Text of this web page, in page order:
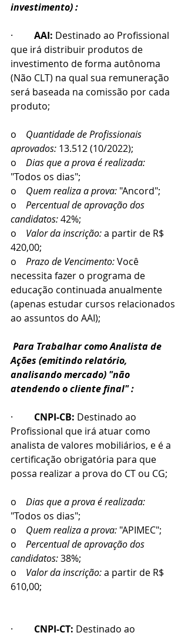
investimento) :
· AAI: Destinado ao Profissional
que irá distribuir produtos de
investimento de forma autônoma
(Não CLT) na qual sua remuneração
será baseada na comissão por cada
produto;
o Quantidade de Profissionais
aprovados: 13.512 (10/2022);
o Dias que a prova é realizada:
"Todos os dias";
o Quem realiza a prova: "Ancord";
o Percentual de aprovação dos
candidatos: 42%;
o Valor da inscrição: a partir de R$
420,00;
o Prazo de Vencimento: Você
necessita fazer o programa de
educação continuada anualmente
(apenas estudar cursos relacionados
ao assuntos do AAI);
Para Trabalhar como Analista de
Ações (emitindo relatório,
analisando mercado) "não
atendendo o cliente final" :
· CNPI-CB: Destinado ao
Profissional que irá atuar como
analista de valores mobiliários, e é a
certificação obrigatória para que
possa realizar a prova do CT ou CG;
o Dias que a prova é realizada:
"Todos os dias";
o Quem realiza a prova: "APIMEC";
o Percentual de aprovação dos
candidatos: 38%;
o Valor da inscrição: a partir de R$
610,00;
· CNPI-CT: Destinado ao